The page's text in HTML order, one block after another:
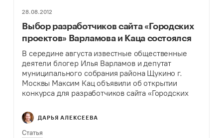
28.08.2012
Выбор разработчиков сайта «Городских
проектов» Варламова и Каца состоялся
В середине августа известные общественные
деятели блогер Илья Варламов и депутат
муниципального собрания района Щукино г.
Москвы Максим Кац объявили об открытии
конкурса для разработчиков сайта «Городских
улучшению условий жизни в Москве руками
обычных горожан. В блоге…
ДАРЬЯ АЛЕКСЕЕВА
Статья